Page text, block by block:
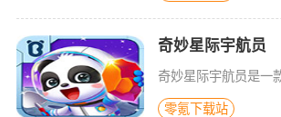
奇妙星际宇航员
零氪下载站